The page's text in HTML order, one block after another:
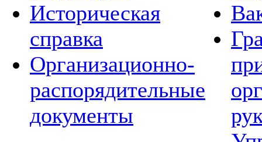
Историческая
справка
Организационно-
распорядительные
документы